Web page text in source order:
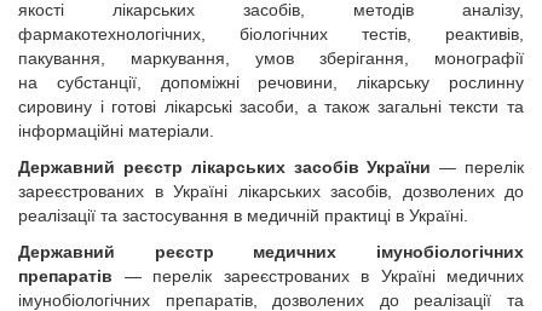
якості лікарських засобів, методів аналізу,
фармакотехнологічних, біологічних тестів, реактивів,
пакування, маркування, умов зберігання, монографії
на субстанції, допоміжні речовини, лікарську рослинну
сировину і готові лікарські засоби, а також загальні тексти та
інформаційні матеріали.
Державний реєстр лікарських засобів України — перелік
зареєстрованих в Україні лікарських засобів, дозволених до
реалізації та застосування в медичній практиці в Україні.
Державний реєстр медичних імунобіологічних
препаратів — перелік зареєстрованих в Україні медичних
імунобіологічних препаратів, дозволених до реалізації та